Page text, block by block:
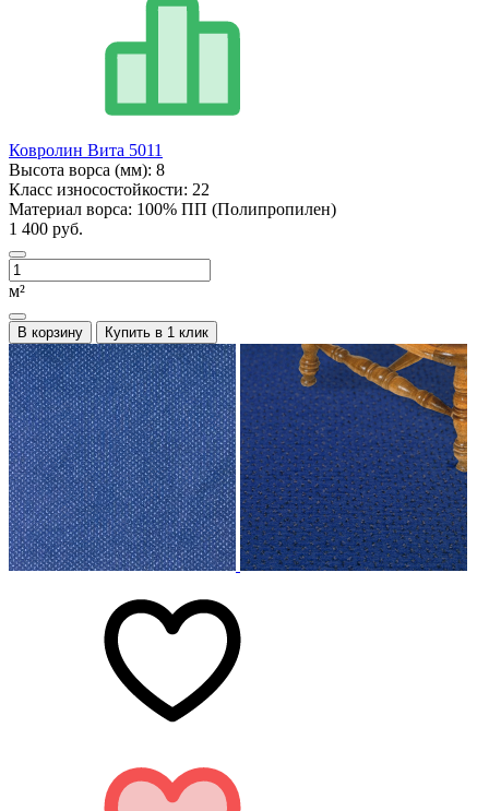
Ковролин Вита 5011
Высота ворса (мм): 8
Класс износостойкости: 22
Материал ворса: 100% ПП (Полипропилен)
1 400 руб.
м²
В корзину Купить в 1 клик